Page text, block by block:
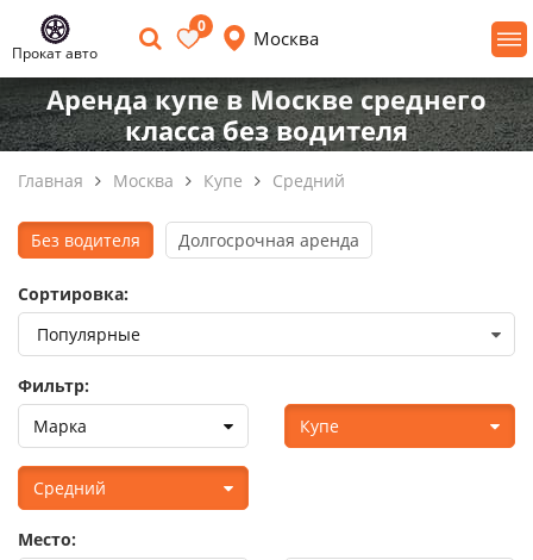
Прокат авто
0
Москва
Аренда купе в Москве среднего
класса без водителя
Главная Москва Купе Средний
Без водителя Долгосрочная аренда
Сортировка:
Фильтр:
Марка
Купе
Средний
Место: